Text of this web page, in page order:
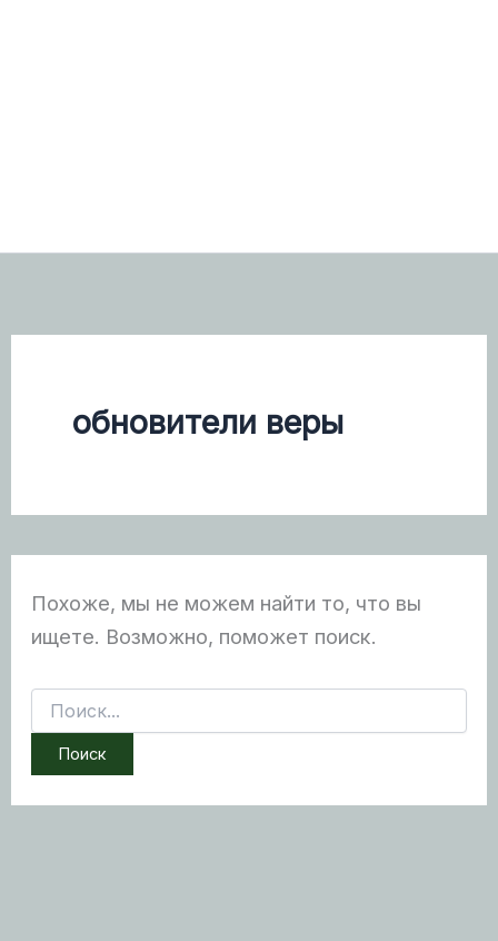
обновители веры
Похоже, мы не можем найти то, что вы
ищете. Возможно, поможет поиск.
Поиск: